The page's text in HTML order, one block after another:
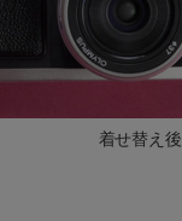
着せ替え後